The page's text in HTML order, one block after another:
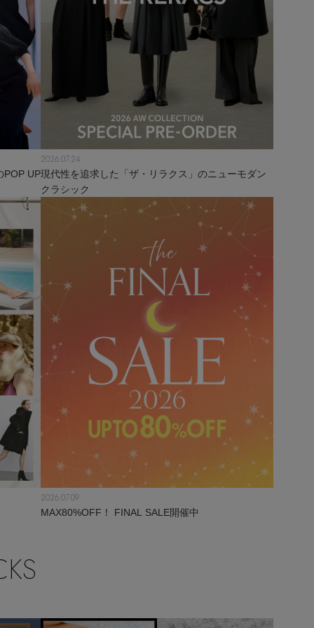
POP UP
2026.07.24
現代性を追求した「ザ・リラクス」のニューモダン
クラシック
2026.07.09
MAX80%OFF！ FINAL SALE開催中